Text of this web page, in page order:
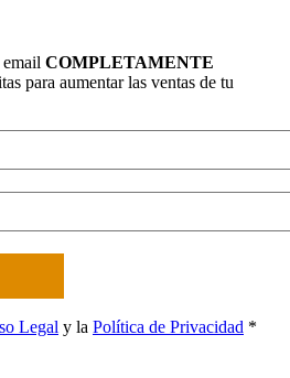
COMPLETAMENTE
para aumentar las ventas de tu
Legal y la Política de Privacidad *